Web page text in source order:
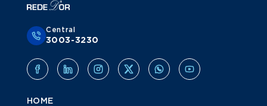
Central
3003-3230
HOME